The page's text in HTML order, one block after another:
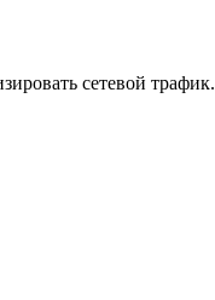
сетевой трафик.